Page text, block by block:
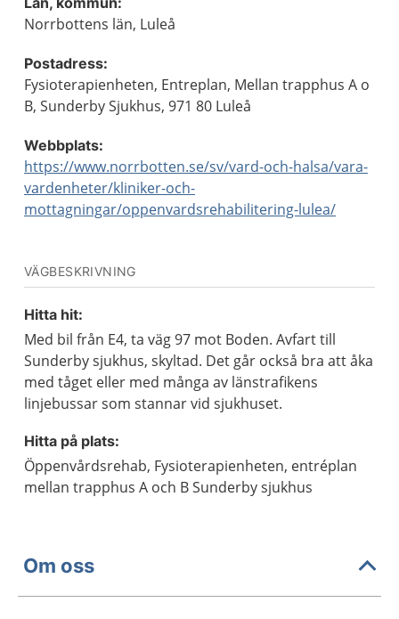
Norrbottens län, Luleå
Postadress:
Fysioterapienheten, Entreplan, Mellan trapphus A o
B, Sunderby Sjukhus, 971 80 Luleå
Webbplats:
https://www.norrbotten.se/sv/vard-och-halsa/vara-
vardenheter/kliniker-och-
mottagningar/oppenvardsrehabilitering-lulea/
VÄGBESKRIVNING
Hitta hit:
Med bil från E4, ta väg 97 mot Boden. Avfart till
Sunderby sjukhus, skyltad. Det går också bra att åka
med tåget eller med många av länstrafikens
linjebussar som stannar vid sjukhuset.
Hitta på plats:
Öppenvårdsrehab, Fysioterapienheten, entréplan
mellan trapphus A och B Sunderby sjukhus
Om oss